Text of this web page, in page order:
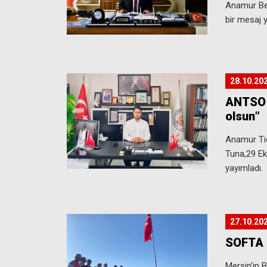
Anamur
bir mesaj
olsun”
Anamur
Tuna,29
yayımladı.